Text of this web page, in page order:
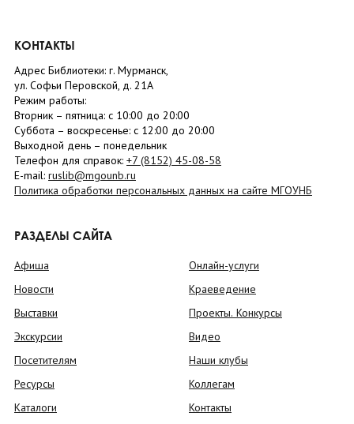
КОНТАКТЫ
Адрес Библиотеки: г. Мурманск,
ул. Софьи Перовской, д. 21А
Режим работы:
Вторник – пятница: с 10:00 до 20:00
Суббота – воскресенье: c 12:00 до 20:00
Выходной день – понедельник
Телефон для справок: +7 (8152) 45-08-58
E-mail: ruslib@mgounb.ru
Политика обработки персональных данных на сайте МГОУНБ
РАЗДЕЛЫ САЙТА
Афиша
Новости
Выставки
Экскурсии
Посетителям
Ресурсы
Каталоги
Онлайн-услуги
Краеведение
Проекты. Конкурсы
Видео
Наши клубы
Коллегам
Контакты